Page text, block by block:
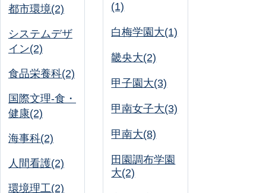
都市環境(2)
システムデザ
イン(2)
食品栄養科(2)
国際文理-食・
健康(2)
海事科(2)
人間看護(2)
環境理工(2)
(1)
白梅学園大(1)
畿央大(2)
甲子園大(3)
甲南女子大(3)
甲南大(8)
田園調布学園
大(2)